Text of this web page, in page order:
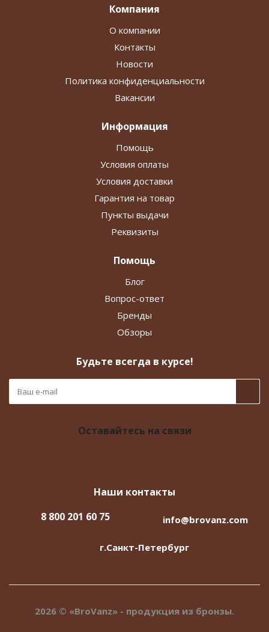
Компания
О компании
Контакты
Новости
Политика конфиденциальности
Вакансии
Информация
Помощь
Условия оплаты
Условия доставки
Гарантия на товар
Пункты выдачи
Реквизиты
Помощь
Блог
Вопрос-ответ
Бренды
Обзоры
Будьте всегда в курсе!
Оставайтесь на связи
Наши контакты
8 800 201 60 75
info@brovanz.com
г.Санкт-Петербург
2026 © «BroVanz» - продукция из бронзы.